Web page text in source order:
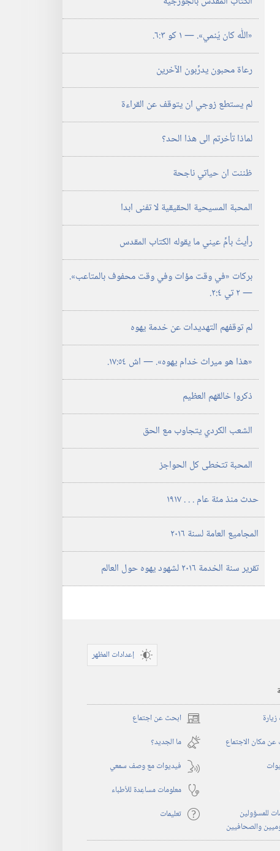
‏«اللّٰه كان يُنمي».‏ —‏ ١ كو ٣:‏٦.‏
رعاة محبون يدرِّبون الآخرين
لم يستطع زوجي ان يتوقف عن القراءة
لماذا تأخرتم الى هذا الحد؟‏
ظننت ان حياتي ناجحة
المحبة المسيحية الحقيقية لا تفنى ابدا
رأيتُ بأمِّ عيني ما يقوله الكتاب المقدس
بركات «في وقت مؤات وفي وقت محفوف بالمتاعب».‏
—‏ ٢ تي ٤:‏٢.‏
لم توقفهم التهديدات عن خدمة يهوه
‏«هذا هو ميراث خدام يهوه».‏ —‏ اش ٥٤:‏١٧.‏
ذكروا خالقهم العظيم
الشعب الكردي يتجاوب مع الحق
المحبة تتخطى كل الحواجز
حدث منذ مئة عام .‏ .‏ .‏ ١٩١٧
المجاميع العامة لسنة ٢٠١٦
تقرير سنة الخدمة ٢٠١٦ لشهود يهوه حول العالم
إعدادات المظهر
ابحث عن اجتماع (يفتح
نافذة
جديدة)
مكان الاجتماع
ما الجديد؟‏
فيديوات مع وصف سمعي
معلومات مساعِدة للأطباء
للمسؤولين
والصحافيين
تعليمات